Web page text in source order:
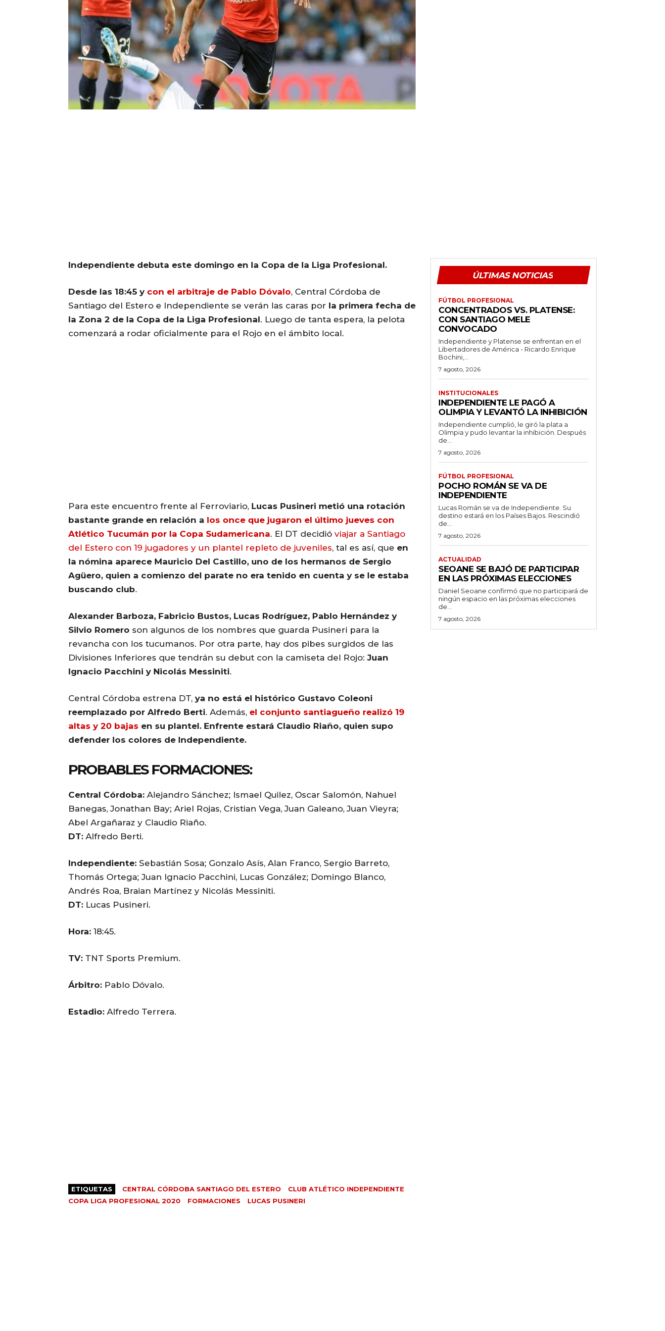
Independiente debuta este domingo en la Copa de la Liga Profesional.
Desde las 18:45 y con el arbitraje de Pablo Dóvalo, Central Córdoba de
Santiago del Estero e Independiente se verán las caras por la primera fecha de
la Zona 2 de la Copa de la Liga Profesional. Luego de tanta espera, la pelota
comenzará a rodar oficialmente para el Rojo en el ámbito local.
Para este encuentro frente al Ferroviario, Lucas Pusineri metió una rotación
bastante grande en relación a los once que jugaron el último jueves con
Atlético Tucumán por la Copa Sudamericana. El DT decidió viajar a Santiago
del Estero con 19 jugadores y un plantel repleto de juveniles, tal es así, que en
la nómina aparece Mauricio Del Castillo, uno de los hermanos de Sergio
Agüero, quien a comienzo del parate no era tenido en cuenta y se le estaba
buscando club.
Alexander Barboza, Fabricio Bustos, Lucas Rodríguez, Pablo Hernández y
Silvio Romero son algunos de los nombres que guarda Pusineri para la
revancha con los tucumanos. Por otra parte, hay dos pibes surgidos de las
Divisiones Inferiores que tendrán su debut con la camiseta del Rojo: Juan
Ignacio Pacchini y Nicolás Messiniti.
Central Córdoba estrena DT, ya no está el histórico Gustavo Coleoni
reemplazado por Alfredo Berti. Además, el conjunto santiagueño realizó 19
altas y 20 bajas en su plantel. Enfrente estará Claudio Riaño, quien supo
defender los colores de Independiente.
PROBABLES FORMACIONES:
Central Córdoba: Alejandro Sánchez; Ismael Quilez, Oscar Salomón, Nahuel
Banegas, Jonathan Bay; Ariel Rojas, Cristian Vega, Juan Galeano, Juan Vieyra;
Abel Argañaraz y Claudio Riaño.
DT: Alfredo Berti.
Independiente: Sebastián Sosa; Gonzalo Asís, Alan Franco, Sergio Barreto,
Thomás Ortega; Juan Ignacio Pacchini, Lucas González; Domingo Blanco,
Andrés Roa, Braian Martínez y Nicolás Messiniti.
DT: Lucas Pusineri.
Hora: 18:45.
TV: TNT Sports Premium.
Árbitro: Pablo Dóvalo.
Estadio: Alfredo Terrera.
ETIQUETAS CENTRAL CÓRDOBA SANTIAGO DEL ESTERO
CLUB ATLÉTICO INDEPENDIENTE
COPA LIGA PROFESIONAL 2020
FORMACIONES LUCAS PUSINERI
ÚLTIMAS NOTICIAS
FÚTBOL PROFESIONAL
CONCENTRADOS VS. PLATENSE:
CON SANTIAGO MELE
CONVOCADO
Independiente y Platense se enfrentan en el
Libertadores de América - Ricardo Enrique
Bochini,...
7 agosto, 2026
INSTITUCIONALES
INDEPENDIENTE LE PAGÓ A
OLIMPIA Y LEVANTÓ LA INHIBICIÓN
Independiente cumplió, le giró la plata a
Olimpia y pudo levantar la inhibición. Después
de...
7 agosto, 2026
FÚTBOL PROFESIONAL
POCHO ROMÁN SE VA DE
INDEPENDIENTE
Lucas Román se va de Independiente. Su
destino estará en los Países Bajos. Rescindió
de...
7 agosto, 2026
ACTUALIDAD
SEOANE SE BAJÓ DE PARTICIPAR
EN LAS PRÓXIMAS ELECCIONES
Daniel Seoane confirmó que no participará de
ningún espacio en las próximas elecciones
de...
7 agosto, 2026